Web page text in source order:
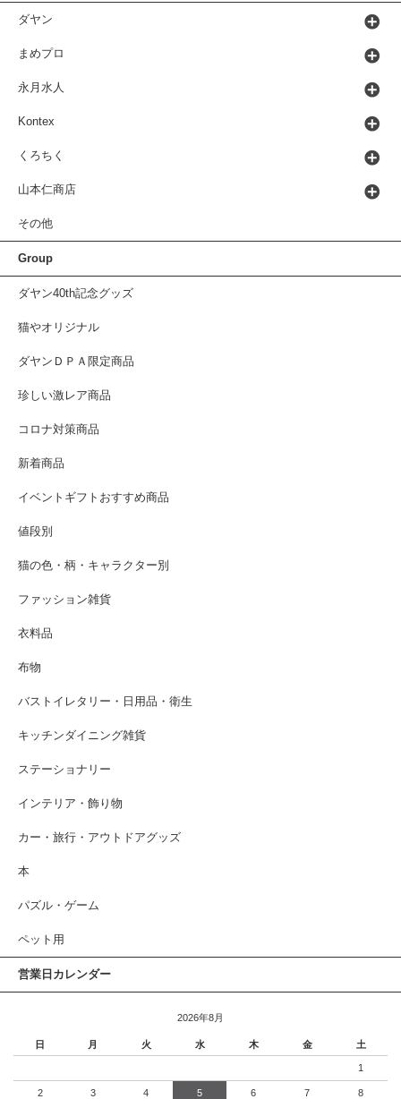
ダヤン
まめプロ
永月水人
Kontex
くろちく
山本仁商店
その他
Group
ダヤン40th記念グッズ
猫やオリジナル
ダヤンＤＰＡ限定商品
珍しい激レア商品
コロナ対策商品
新着商品
イベントギフトおすすめ商品
値段別
猫の色・柄・キャラクター別
ファッション雑貨
衣料品
布物
バストイレタリー・日用品・衛生
キッチンダイニング雑貨
ステーショナリー
インテリア・飾り物
カー・旅行・アウトドアグッズ
本
パズル・ゲーム
ペット用
営業日カレンダー
2026年8月
日 月 火 水 木 金 土
1
2 3 4 5 6 7 8